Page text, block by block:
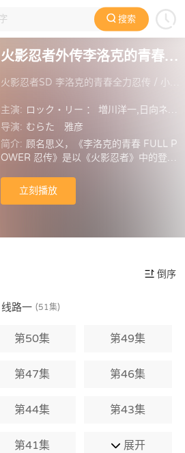
搜索
国产动漫 欧美动漫 动漫电影
火影忍者外传李洛克的青春FULLPOWER忍传
主演: ロック・リー ： 増川洋一,日向ネジ ： 遠近孝一,テンテン ： 田村ゆかり
导演: むらた 雅彦
简介: 顾名思义，《李洛克的青春 FULL P
OWER 忍传》是以《火影忍者》中的登场
《火影忍者》的粉丝都知道，李洛克是以
国际功夫巨星李小龙(微博)为原型创作的人
被笼罩上无敌的主角光环，也没有得天独
会。但即使如此他也没有放弃梦想，反而
用比别人多上几十倍的努力，刻苦修炼体
了理想，成为了一名优秀的忍者，被阿凯
立刻播放
倒序
线路一 (51集)
第50集 第49集
第47集 第46集
第44集 第43集
第41集 展开